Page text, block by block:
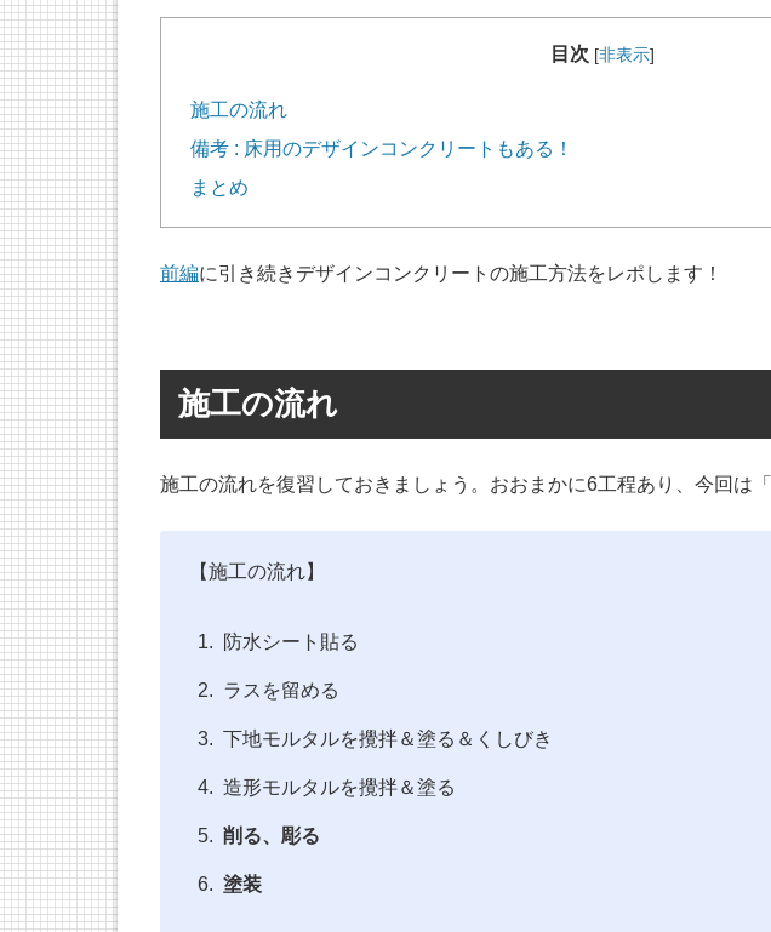
目次 [非表示]
施工の流れ
備考 : 床用のデザインコンクリートもある！
まとめ
前編に引き続きデザインコンクリートの施工方法をレポします！
施工の流れ
施工の流れを復習しておきましょう。おおまかに6工程あり、今回は「
【施工の流れ】
防水シート貼る
ラスを留める
下地モルタルを攪拌＆塗る＆くしびき
造形モルタルを攪拌＆塗る
削る、彫る
塗装